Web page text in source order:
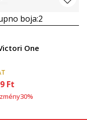
boja:2
One
Ft
30%